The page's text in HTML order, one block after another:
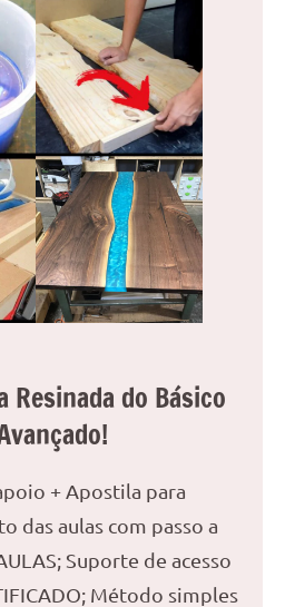
Resinada do Básico
+ Apostila para
das aulas com passo a
Suporte de acesso
Método simples